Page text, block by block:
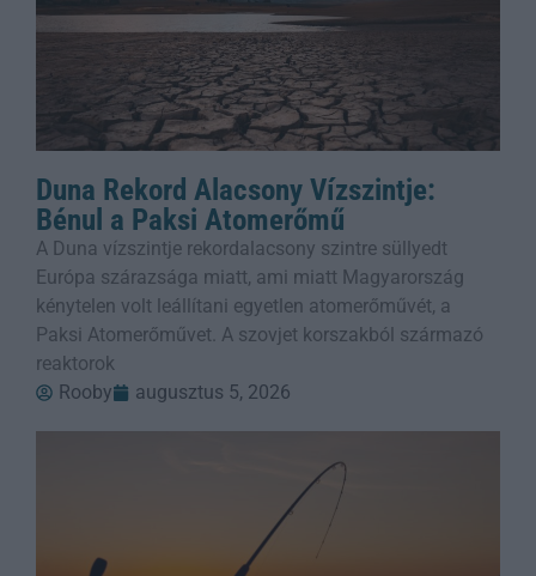
Duna Rekord Alacsony Vízszintje:
Bénul a Paksi Atomerőmű
A Duna vízszintje rekordalacsony szintre süllyedt
Európa szárazsága miatt, ami miatt Magyarország
kénytelen volt leállítani egyetlen atomerőművét, a
Paksi Atomerőművet. A szovjet korszakból származó
reaktorok
Rooby
augusztus 5, 2026